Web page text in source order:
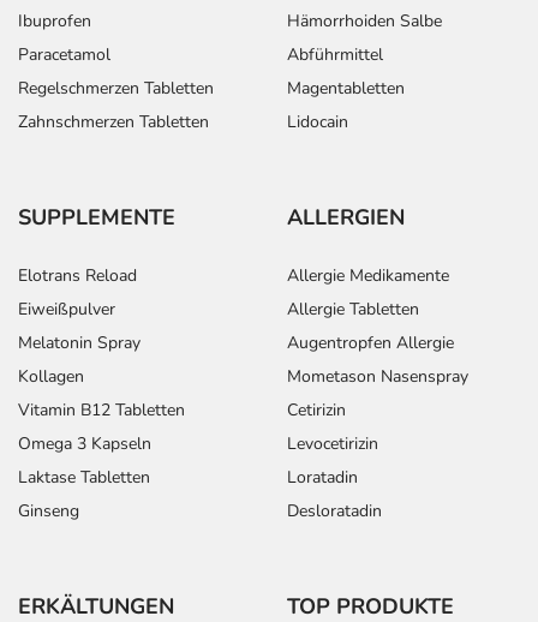
Ibuprofen
Paracetamol
Regelschmerzen Tabletten
Zahnschmerzen Tabletten
Hämorrhoiden Salbe
Abführmittel
Magentabletten
Lidocain
SUPPLEMENTE
Elotrans Reload
Eiweißpulver
Melatonin Spray
Kollagen
Vitamin B12 Tabletten
Omega 3 Kapseln
Laktase Tabletten
Ginseng
ALLERGIEN
Allergie Medikamente
Allergie Tabletten
Augentropfen Allergie
Mometason Nasenspray
Cetirizin
Levocetirizin
Loratadin
Desloratadin
ERKÄLTUNGEN TOP PRODUKTE